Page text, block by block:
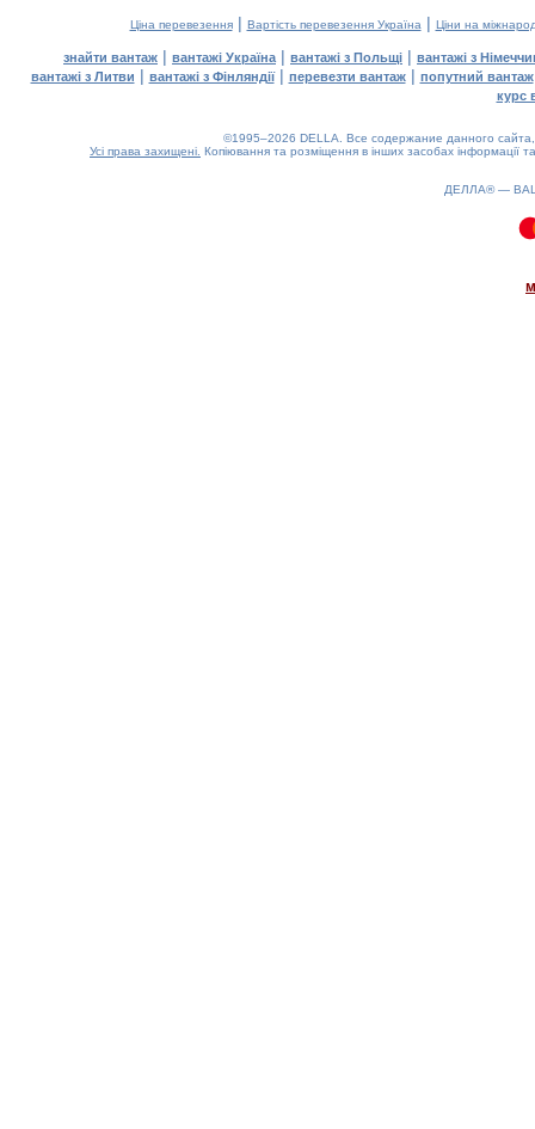
Ціна перевезення| Вартість перевезення Україна | Ціни на
знайти вантаж | вантажі Україна | вантажі з Польщі | вантажі з
вантажі з Литви | вантажі з Фінляндії| перевезти вантаж| попутний вантаж
курс
©1995–2026 DELLA. Все содержание данного
Усі права захищені. Копіювання та розміщення в інших засобах інформації
ДЕЛЛА® —